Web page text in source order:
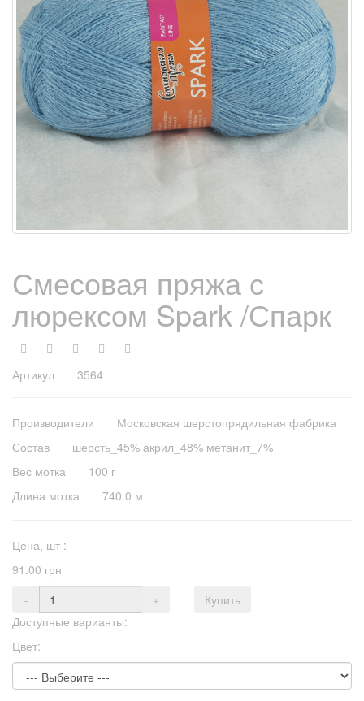
Смесовая пряжа с
люрексом Spark /Спарк
Артикул 3564
Производители Московская шерстопрядильная фабрика
Состав шерсть_45% акрил_48% метанит_7%
Вес мотка 100 г
Длина мотка 740.0 м
Цена, шт :
91.00 грн
Купить
Доступные варианты:
Цвет: